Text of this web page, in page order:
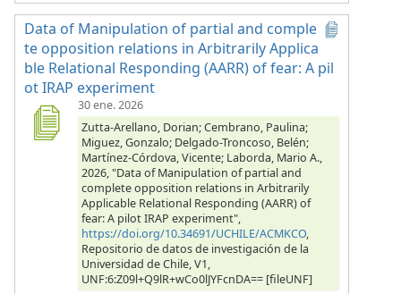
Data of Manipulation of partial and comple
te opposition relations in Arbitrarily Applica
ble Relational Responding (AARR) of fear: A pil
ot IRAP experiment
30 ene. 2026
Zutta-Arellano, Dorian; Cembrano, Paulina;
Miguez, Gonzalo; Delgado-Troncoso, Belén;
Martínez-Córdova, Vicente; Laborda, Mario A.,
2026, "Data of Manipulation of partial and
complete opposition relations in Arbitrarily
Applicable Relational Responding (AARR) of
fear: A pilot IRAP experiment",
https://doi.org/10.34691/UCHILE/ACMKCO,
Repositorio de datos de investigación de la
Universidad de Chile, V1,
UNF:6:Z09l+Q9lR+wCo0lJYFcnDA== [fileUNF]